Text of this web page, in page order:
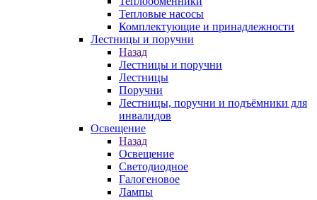
Тепловые насосы
Комплектующие и принадлежности
Лестницы и поручни
Назад
Лестницы и поручни
Лестницы
Поручни
Лестницы, поручни и подъёмники для
инвалидов
Освещение
Назад
Освещение
Светодиодное
Галогеновое
Лампы